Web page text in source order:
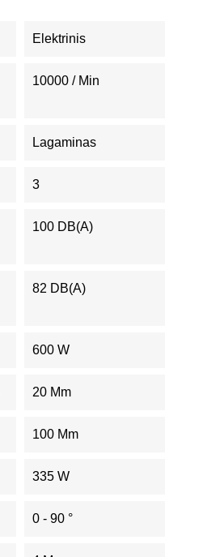
Elektrinis
10000 / Min
Lagaminas
3
100 DB(A)
82 DB(A)
600 W
20 Mm
100 Mm
335 W
0 - 90 °